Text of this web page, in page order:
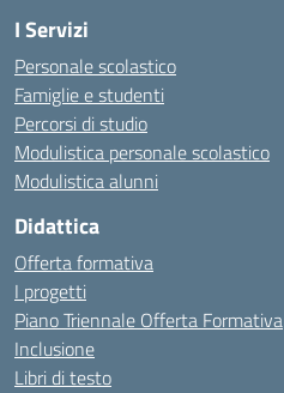
I Servizi
Personale scolastico
Famiglie e studenti
Percorsi di studio
Modulistica personale scolastico
Modulistica alunni
Didattica
Offerta formativa
I progetti
Piano Triennale Offerta Formativa
Inclusione
Libri di testo